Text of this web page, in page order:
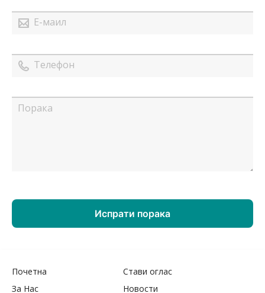
Почетна
Стави оглас
За Нас
Новости